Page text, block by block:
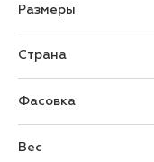
Размеры
Страна
Фасовка
Вес